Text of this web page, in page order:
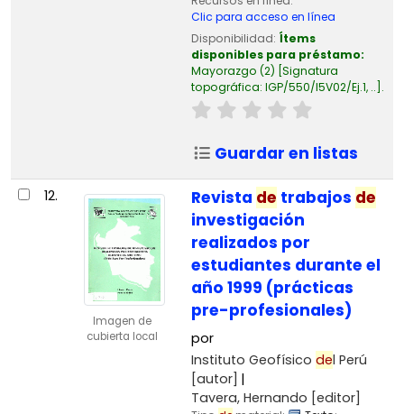
Clic para acceso en línea
Disponibilidad: Ítems
disponibles para préstamo:
Mayorazgo (2) Signatura
topográfica: IGP/550/I5V02/Ej.1, .. .
Guardar en listas
12.
Imagen de
cubierta local
Revista de trabajos de
investigación
realizados por
estudiantes durante el
año 1999 (prácticas
pre-profesionales)
por
Instituto Geofísico del Perú
[autor]
Tavera, Hernando [editor]